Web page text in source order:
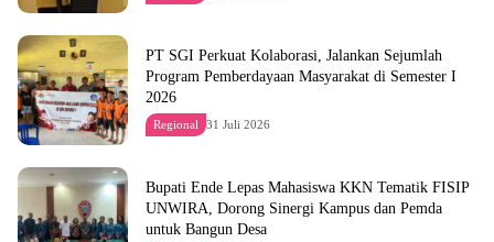
PT SGI Perkuat Kolaborasi, Jalankan Sejumlah
Program Pemberdayaan Masyarakat di Semester I
2026
Regional 31 Juli 2026
Bupati Ende Lepas Mahasiswa KKN Tematik FISIP
UNWIRA, Dorong Sinergi Kampus dan Pemda
untuk Bangun Desa